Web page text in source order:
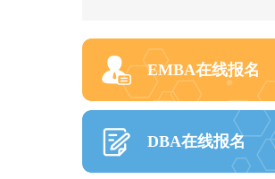
EMBA在线报名
DBA在线报名